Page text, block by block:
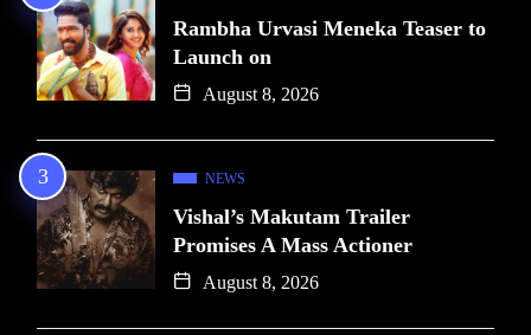
Rambha Urvasi Meneka Teaser to
Launch on
August 8, 2026
NEWS
Vishal’s Makutam Trailer
Promises A Mass Actioner
August 8, 2026